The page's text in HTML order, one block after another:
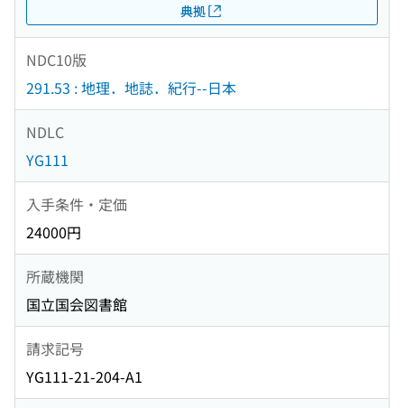
典拠
NDC10版
291.53 : 地理．地誌．紀行--日本
NDLC
YG111
入手条件・定価
24000円
所蔵機関
国立国会図書館
請求記号
YG111-21-204-A1